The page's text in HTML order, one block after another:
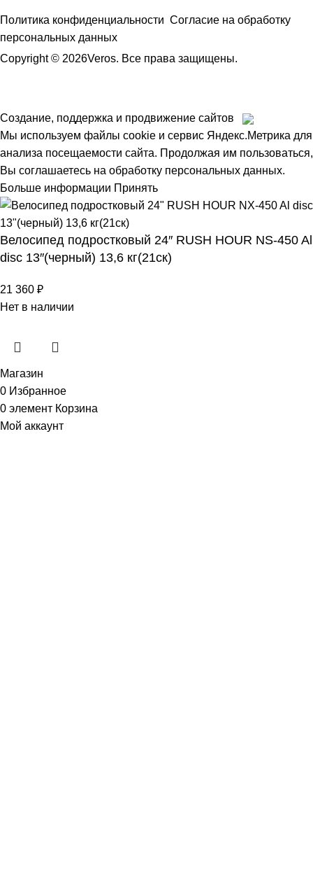
Политика конфиденциальности Согласие на обработку
персональных данных
Copyright © 2026Veros. Все права защищены.
Создание, поддержка и продвижение сайтов
Мы используем файлы cookie и сервис Яндекс.Метрика для
анализа посещаемости сайта. Продолжая им пользоваться,
Вы соглашаетесь на обработку персональных данных.
Больше информации Принять
Велосипед подростковый 24″ RUSH HOUR NS-450 Al
disc 13″(черный) 13,6 кг(21ск)
21 360 ₽
Нет в наличии
Магазин
0 Избранное
0 элемент Корзина
Мой аккаунт